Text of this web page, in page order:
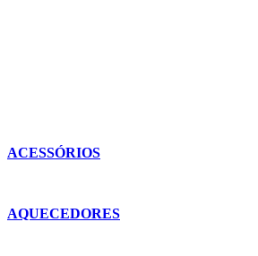
ACESSÓRIOS
AQUECEDORES